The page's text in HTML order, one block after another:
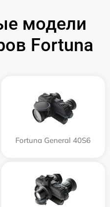
модели
Fortuna
Fortuna General 40S6